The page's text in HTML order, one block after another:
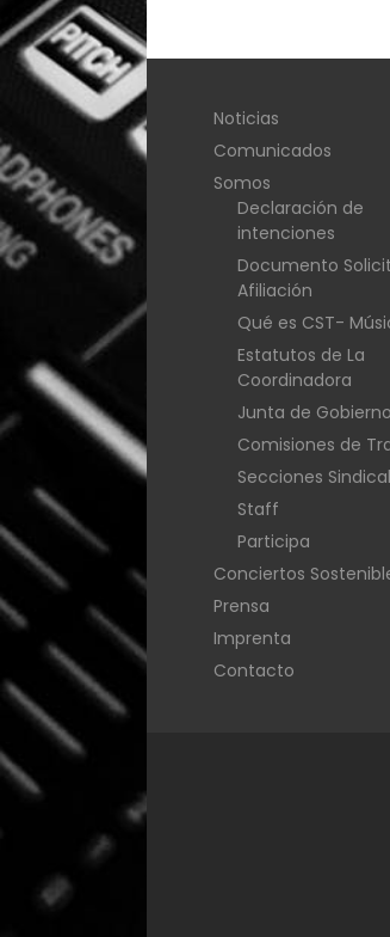
Noticias
Comunicados
Somos
Declaración de
intenciones
Documento
Afiliación
Qué es CST-
Estatutos de La
Coordinadora
Junta de Gobierno
Comisiones de
Secciones
Staff
Participa
Conciertos
Prensa
Imprenta
Contacto